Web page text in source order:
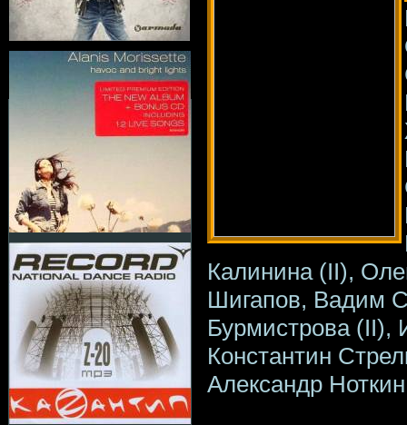
Калинина (II),
Шигапов, Вадим
Бурмистрова (II),
Константин
Александр Ноткин